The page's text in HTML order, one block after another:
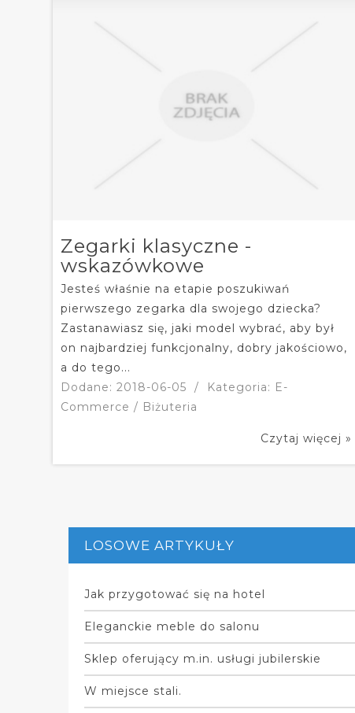
Zegarki klasyczne -
wskazówkowe
Jesteś właśnie na etapie poszukiwań
pierwszego zegarka dla swojego dziecka?
Zastanawiasz się, jaki model wybrać, aby był
on najbardziej funkcjonalny, dobry jakościowo,
a do tego...
Dodane: 2018-06-05
/
Kategoria: E-
Commerce / Biżuteria
Czytaj więcej »
LOSOWE ARTYKUŁY
Jak przygotować się na hotel
Eleganckie meble do salonu
Sklep oferujący m.in. usługi jubilerskie
W miejsce stali.